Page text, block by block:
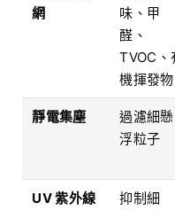
網
味、甲
醛、
TVOC、
機揮發物
靜電集塵
過濾細懸
浮粒子
UV 紫外線
抑制細